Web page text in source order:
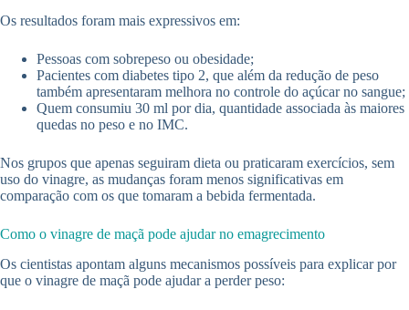
Os resultados foram mais expressivos em:
Pessoas com sobrepeso ou obesidade;
Pacientes com diabetes tipo 2, que além da redução de peso
também apresentaram melhora no controle do açúcar no sangue;
Quem consumiu 30 ml por dia, quantidade associada às maiores
quedas no peso e no IMC.
Nos grupos que apenas seguiram dieta ou praticaram exercícios, sem
uso do vinagre, as mudanças foram menos significativas em
comparação com os que tomaram a bebida fermentada.
Como o vinagre de maçã pode ajudar no emagrecimento
Os cientistas apontam alguns mecanismos possíveis para explicar por
que o vinagre de maçã pode ajudar a perder peso: